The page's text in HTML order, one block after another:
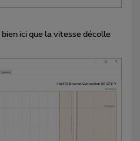
ici que la vitesse décolle